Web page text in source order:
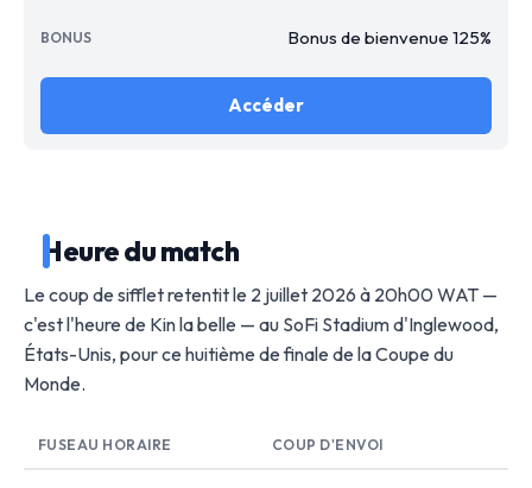
Bonus de bienvenue 125%
Accéder
Heure du match
Le coup de sifflet retentit le 2 juillet 2026 à 20h00 WAT —
c'est l'heure de Kin la belle — au SoFi Stadium d'Inglewood,
États-Unis, pour ce huitième de finale de la Coupe du
Monde.
FUSEAU HORAIRE COUP D'ENVOI